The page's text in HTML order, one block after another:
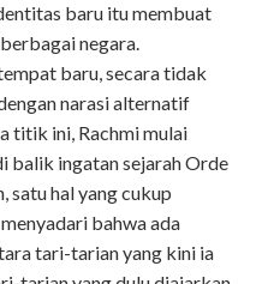
baru itu membuat
negara.
baru, secara tidak
narasi alternatif
titik ini, Rachmi mulai
balik ingatan sejarah Orde
satu hal yang cukup
bahwa ada
tari-tarian yang kini ia